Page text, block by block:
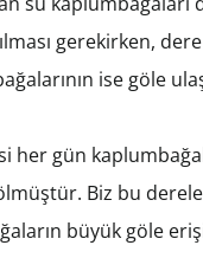
gerekirken,
ise göle
her gün
Biz bu
büyük göle